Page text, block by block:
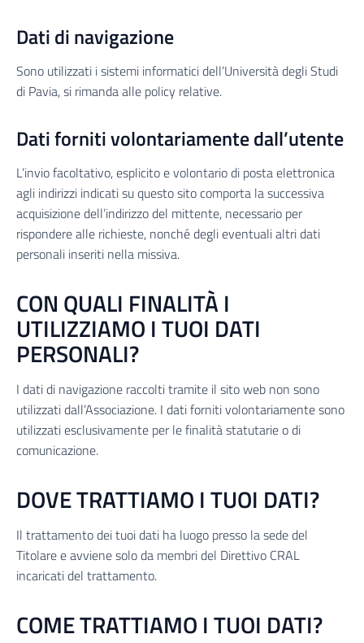
Dati di navigazione
Sono utilizzati i sistemi informatici dell’Università degli Studi
di Pavia, si rimanda alle policy relative.
Dati forniti volontariamente dall’utente
L’invio facoltativo, esplicito e volontario di posta elettronica
agli indirizzi indicati su questo sito comporta la successiva
acquisizione dell’indirizzo del mittente, necessario per
rispondere alle richieste, nonché degli eventuali altri dati
personali inseriti nella missiva.
CON QUALI FINALITÀ I
UTILIZZIAMO I TUOI DATI
PERSONALI?
I dati di navigazione raccolti tramite il sito web non sono
utilizzati dall’Associazione. I dati forniti volontariamente sono
utilizzati esclusivamente per le finalità statutarie o di
comunicazione.
DOVETRATTIAMO I TUOI DATI?
Il trattamento dei tuoi dati ha luogo presso la sede del
Titolare e avviene solo da membri del Direttivo CRAL
incaricati del trattamento.
COME TRATTIAMO I TUOI DATI?